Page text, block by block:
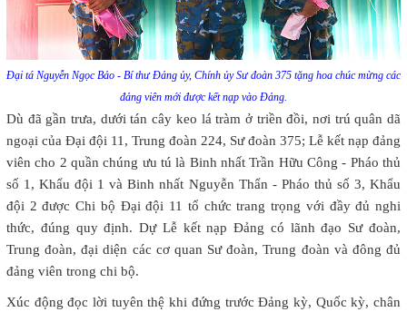
Đại tá Nguyễn Ngọc Bảo - Bí thư Đảng ủy, Chính ủy Sư đoàn 375 tặng hoa chúc mừng các
đảng viên mới được kết nạp vào Đảng.
Dù đã gần trưa, dưới tán cây keo lá tràm ở triền đồi, nơi trú quân dã
ngoại của Đại đội 11, Trung đoàn 224, Sư đoàn 375; Lễ kết nạp đảng
viên cho 2 quần chúng ưu tú là Binh nhất Trần Hữu Công - Pháo thủ
số 1, Khẩu đội 1 và Binh nhất Nguyễn Thẩn - Pháo thủ số 3, Khẩu
đội 2 được Chi bộ Đại đội 11 tổ chức trang trọng với đầy đủ nghi
thức, đúng quy định. Dự Lễ kết nạp Đảng có lãnh đạo Sư đoàn,
Trung đoàn, đại diện các cơ quan Sư đoàn, Trung đoàn và đông đủ
đảng viên trong chi bộ.
Xúc động đọc lời tuyên thệ khi đứng trước Đảng kỳ, Quốc kỳ, chân